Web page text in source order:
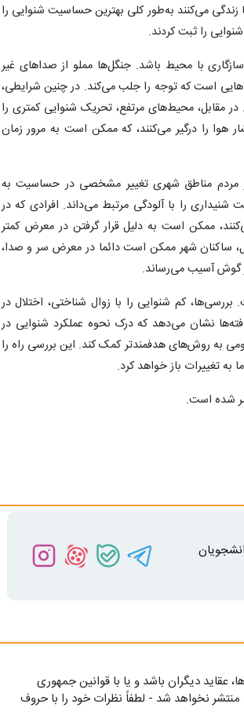
می‌کنند به‌طور کلی بهترین حساسیت شنوایی را
را ثبت کردند.
با محیط باشد. جنگل‌ها مملو از صداهای غیر
است که توجه را جلب می‌کند. در چنین شرایطی،
مقابل، محیط‌های مرتفع، تحریک شنوایی کمتری را
هوا را درگیر می‌کنند، که ممکن است به مرور زمان
مردم مناطق شهری تغییر مشخصی در حساسیت به
را با آلودگی مرتبط می‌داند. افرادی که در
ممکن است به دلیل قرار گرفتن در معرض کمتر
ساکنان شهر ممکن است دائما در معرض سر و صدا،
گوش آسیب می‌رساند.
کم شنوایی را با زوال شناختی، اختلال در
نشان می‌دهد که درک نحوه عملکرد شنوایی در
به روش‌های هدفمندتر کمک کند. این بررسی راه را
تغییرات باز خواهد کرد.
عقاید دیگران باشد و یا با قوانین جمهوری
نخواهد شد - لطفاً نظرات خود را با حروف